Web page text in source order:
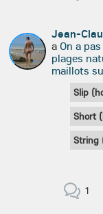
Jean-
a On a
plages
maillots
Slip
Short
String
1